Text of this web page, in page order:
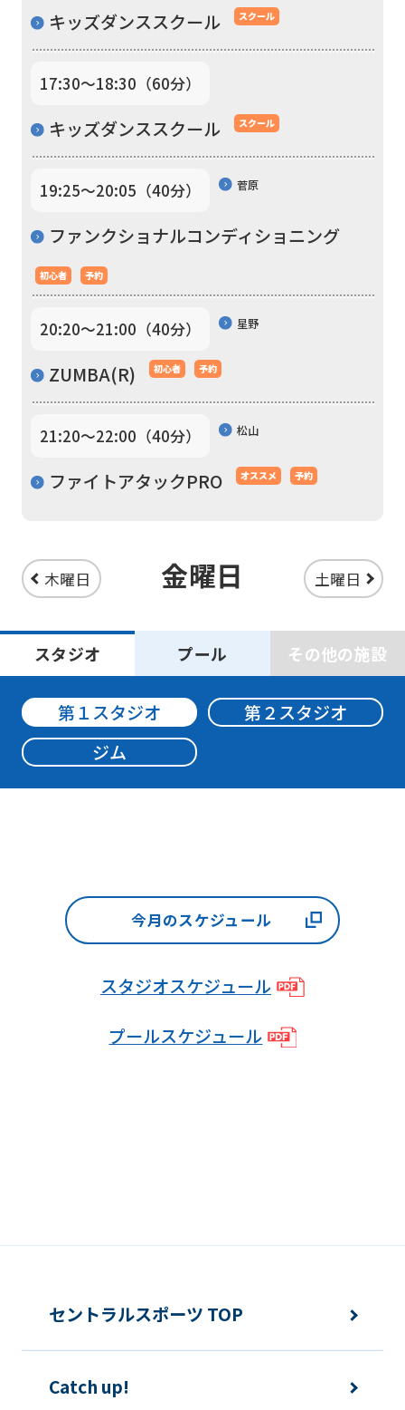
キッズダンススクール スクール
17:30〜18:30（60分）
キッズダンススクール スクール
19:25〜20:05（40分） 菅原
ファンクショナルコンディショニング
初心者 予約
20:20〜21:00（40分） 星野
ZUMBA(R) 初心者 予約
21:20〜22:00（40分） 松山
ファイトアタックPRO オススメ 予約
木曜日 金曜日 土曜日
スタジオ プール その他の施設
第１スタジオ
第２スタジオ
ジム
今月のスケジュール
スタジオスケジュール
プールスケジュール
you
use
translation
service,
the
version
this
website
will
be
mechanically,
so
not
be
accurate
translation.
The
translation
differ
content.
We
that
you
fully
セントラルスポーツ TOP
Catch up!